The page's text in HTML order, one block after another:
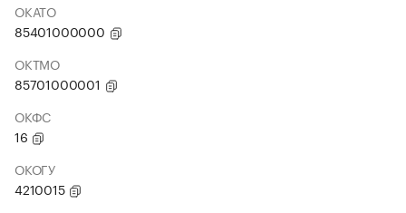
ОКАТО
85401000000
ОКТМО
85701000001
ОКФС
16
ОКОГУ
4210015